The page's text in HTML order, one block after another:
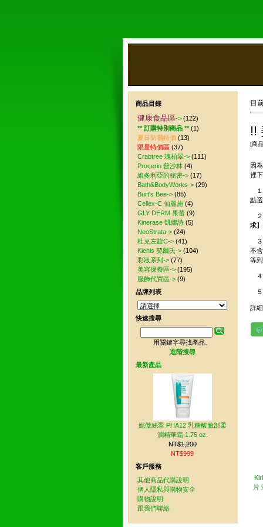
目
!!
[商
因
裡
１
點
２
求
３
不
等
４
５
詳
片
商品目錄
健康食品區-> (122)
** 訂購特別商品 **(1)
夏日防曬特價 (13)
限量特價區 (37)
Crabtree 瑰柏翠-> (111)
Procerin 普沙林 (4)
維多利亞的秘密-> (17)
Bath&BodyWorks-> (29)
Burt's Bee-> (85)
Cellex-C 仙麗施 (4)
GLY DERM 果蕾 (9)
Kinerase 凱娜詩 (5)
NeoStrata-> (24)
杜克左旋C-> (41)
Kiehls 契爾氏-> (104)
彩妝系列-> (77)
美容保養區-> (195)
服飾代買區-> (9)
品牌列表
快速搜尋
用關鍵字尋找產品。
進階搜尋
最新產品
妮傲絲翠 PHA12 乳糖酸臉部柔
潤精華霜 1.75 oz.
NT$1,200
NT$999
客戶服務
其他商品代購說明
個人隱私與購物安全
購物說明
跟我們聯絡